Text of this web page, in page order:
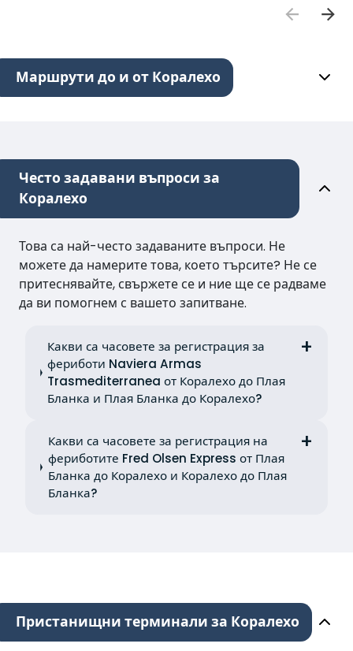
Маршрути до и от Коралехо
Често задавани въпроси за
Коралехо
Това са най-често задаваните въпроси. Не
можете да намерите това, което търсите? Не се
притеснявайте, свържете се и ние ще се радваме
да ви помогнем с вашето запитване.
Какви са часовете за регистрация за
фериботи Naviera Armas
Trasmediterranea от Коралехо до Плая
Бланка и Плая Бланка до Коралехо?
Какви са часовете за регистрация на
фериботите Fred Olsen Express от Плая
Бланка до Коралехо и Коралехо до Плая
Бланка?
Пристанищни терминали за Коралехо